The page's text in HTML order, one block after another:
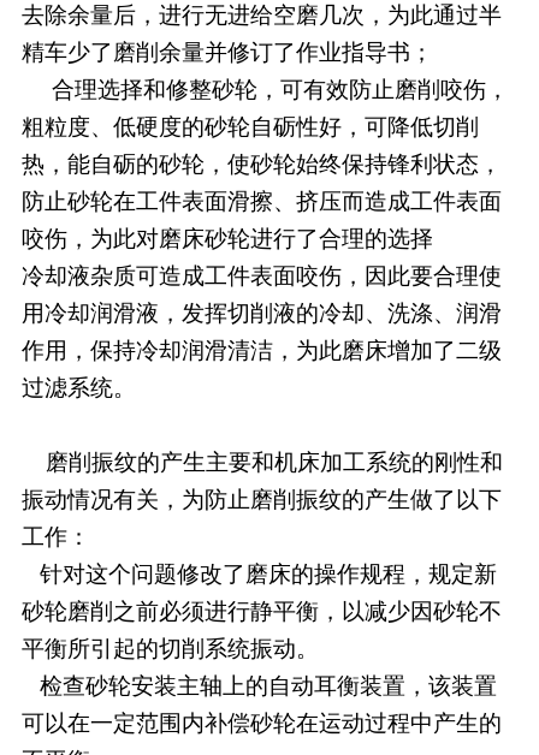
去除余量后，进行无进给空磨几次，为此通过半
精车少了磨削余量并修订了作业指导书；
合理选择和修整砂轮，可有效防止磨削咬伤，
粗粒度、低硬度的砂轮自砺性好，可降低切削
热，能自砺的砂轮，使砂轮始终保持锋利状态，
防止砂轮在工件表面滑擦、挤压而造成工件表面
咬伤，为此对磨床砂轮进行了合理的选择
冷却液杂质可造成工件表面咬伤，因此要合理使
用冷却润滑液，发挥切削液的冷却、洗涤、润滑
作用，保持冷却润滑清洁，为此磨床增加了二级
过滤系统。
磨削振纹的产生主要和机床加工系统的刚性和
振动情况有关，为防止磨削振纹的产生做了以下
工作：
针对这个问题修改了磨床的操作规程，规定新
砂轮磨削之前必须进行静平衡，以减少因砂轮不
平衡所引起的切削系统振动。
检查砂轮安装主轴上的自动耳衡装置，该装置
可以在一定范围内补偿砂轮在运动过程中产生的